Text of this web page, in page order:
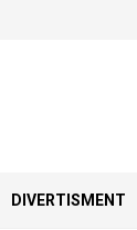
DIVERTISMENT